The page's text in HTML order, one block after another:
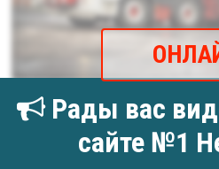
Рады вас
сайте №1